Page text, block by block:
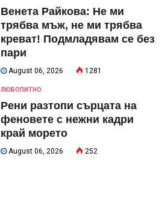
Венета Райкова: Не ми
трябва мъж, не ми трябва
креват! Подмладявам се без
пари
August 06, 2026 1281
ЛЮБОПИТНО
Рени разтопи сърцата на
феновете с нежни кадри
край морето
August 06, 2026 252